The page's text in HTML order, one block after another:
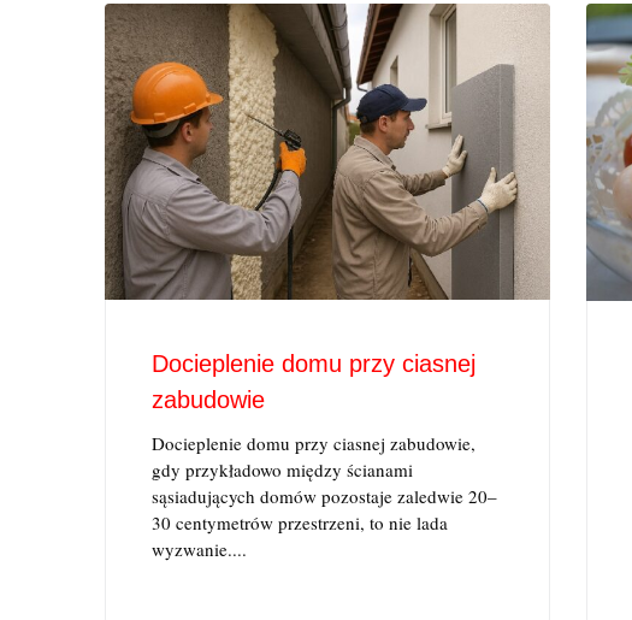
Docieplenie domu przy ciasnej
zabudowie
Docieplenie domu przy ciasnej zabudowie,
gdy przykładowo między ścianami
sąsiadujących domów pozostaje zaledwie 20–
30 centymetrów przestrzeni, to nie lada
wyzwanie....